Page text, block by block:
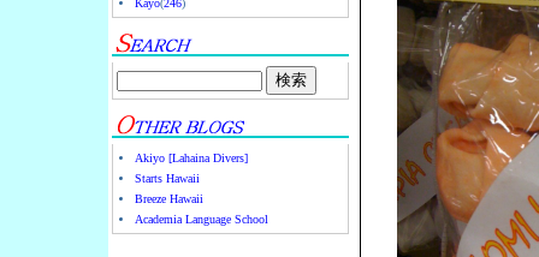
Akiyo [Lahaina Divers]
Starts Hawaii
Breeze Hawaii
Academia Language School